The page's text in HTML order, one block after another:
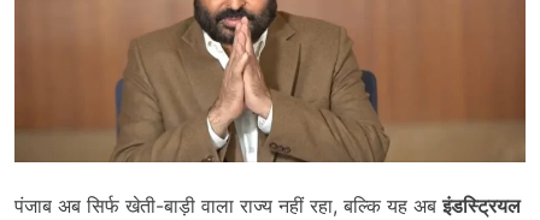
पंजाब अब सिर्फ खेती-बाड़ी वाला राज्य नहीं रहा, बल्कि यह अबइंडस्ट्रियल